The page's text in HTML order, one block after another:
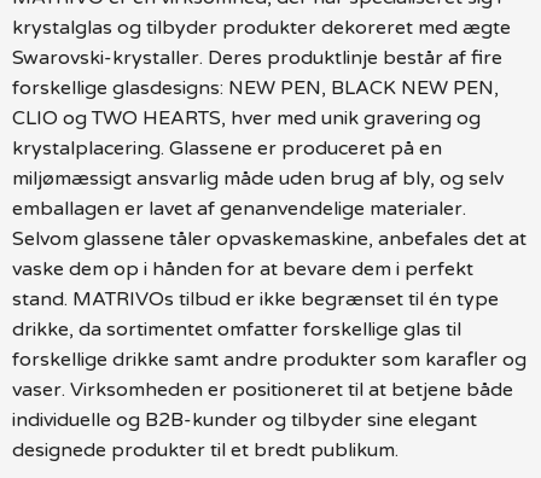
krystalglas og tilbyder produkter dekoreret med ægte
Swarovski-krystaller. Deres produktlinje består af fire
forskellige glasdesigns: NEW PEN, BLACK NEW PEN,
CLIO og TWO HEARTS, hver med unik gravering og
krystalplacering. Glassene er produceret på en
miljømæssigt ansvarlig måde uden brug af bly, og selv
emballagen er lavet af genanvendelige materialer.
Selvom glassene tåler opvaskemaskine, anbefales det at
vaske dem op i hånden for at bevare dem i perfekt
stand. MATRIVOs tilbud er ikke begrænset til én type
drikke, da sortimentet omfatter forskellige glas til
forskellige drikke samt andre produkter som karafler og
vaser. Virksomheden er positioneret til at betjene både
individuelle og B2B-kunder og tilbyder sine elegant
designede produkter til et bredt publikum.